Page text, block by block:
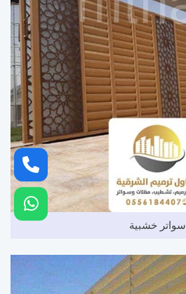
سواتر خشبية